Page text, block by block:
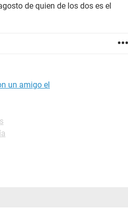
de quien de los dos es el
un amigo el